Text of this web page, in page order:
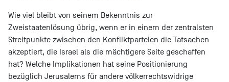
Wie viel bleibt von seinem Bekenntnis zur
Zweistaatenlösung übrig, wenn er in einem der zentralsten
Streitpunkte zwischen den Konfliktparteien die Tatsachen
akzeptiert, die Israel als die mächtigere Seite geschaffen
hat? Welche Implikationen hat seine Positionierung
bezüglich Jerusalems für andere völkerrechtswidrige